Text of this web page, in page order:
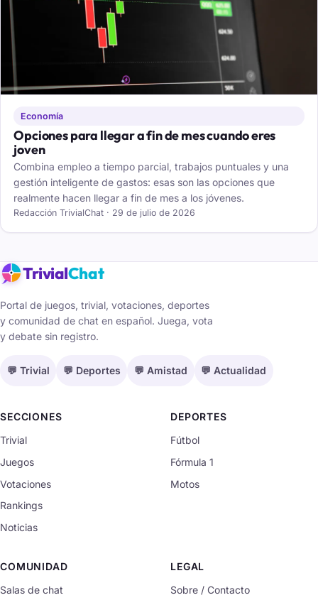
Economía
Opciones para llegar a fin de mes cuando eres
joven
Combina empleo a tiempo parcial, trabajos puntuales y una
gestión inteligente de gastos: esas son las opciones que
realmente hacen llegar a fin de mes a los jóvenes.
Redacción TrivialChat · 29 de julio de 2026
TrivialChat
Portal de juegos, trivial, votaciones, deportes
y comunidad de chat en español. Juega, vota
y debate sin registro.
💬 Trivial 💬 Deportes 💬 Amistad 💬 Actualidad
SECCIONES
Trivial
Juegos
Votaciones
Rankings
Noticias
DEPORTES
Fútbol
Fórmula 1
Motos
COMUNIDAD
Salas de chat
LEGAL
Sobre / Contacto